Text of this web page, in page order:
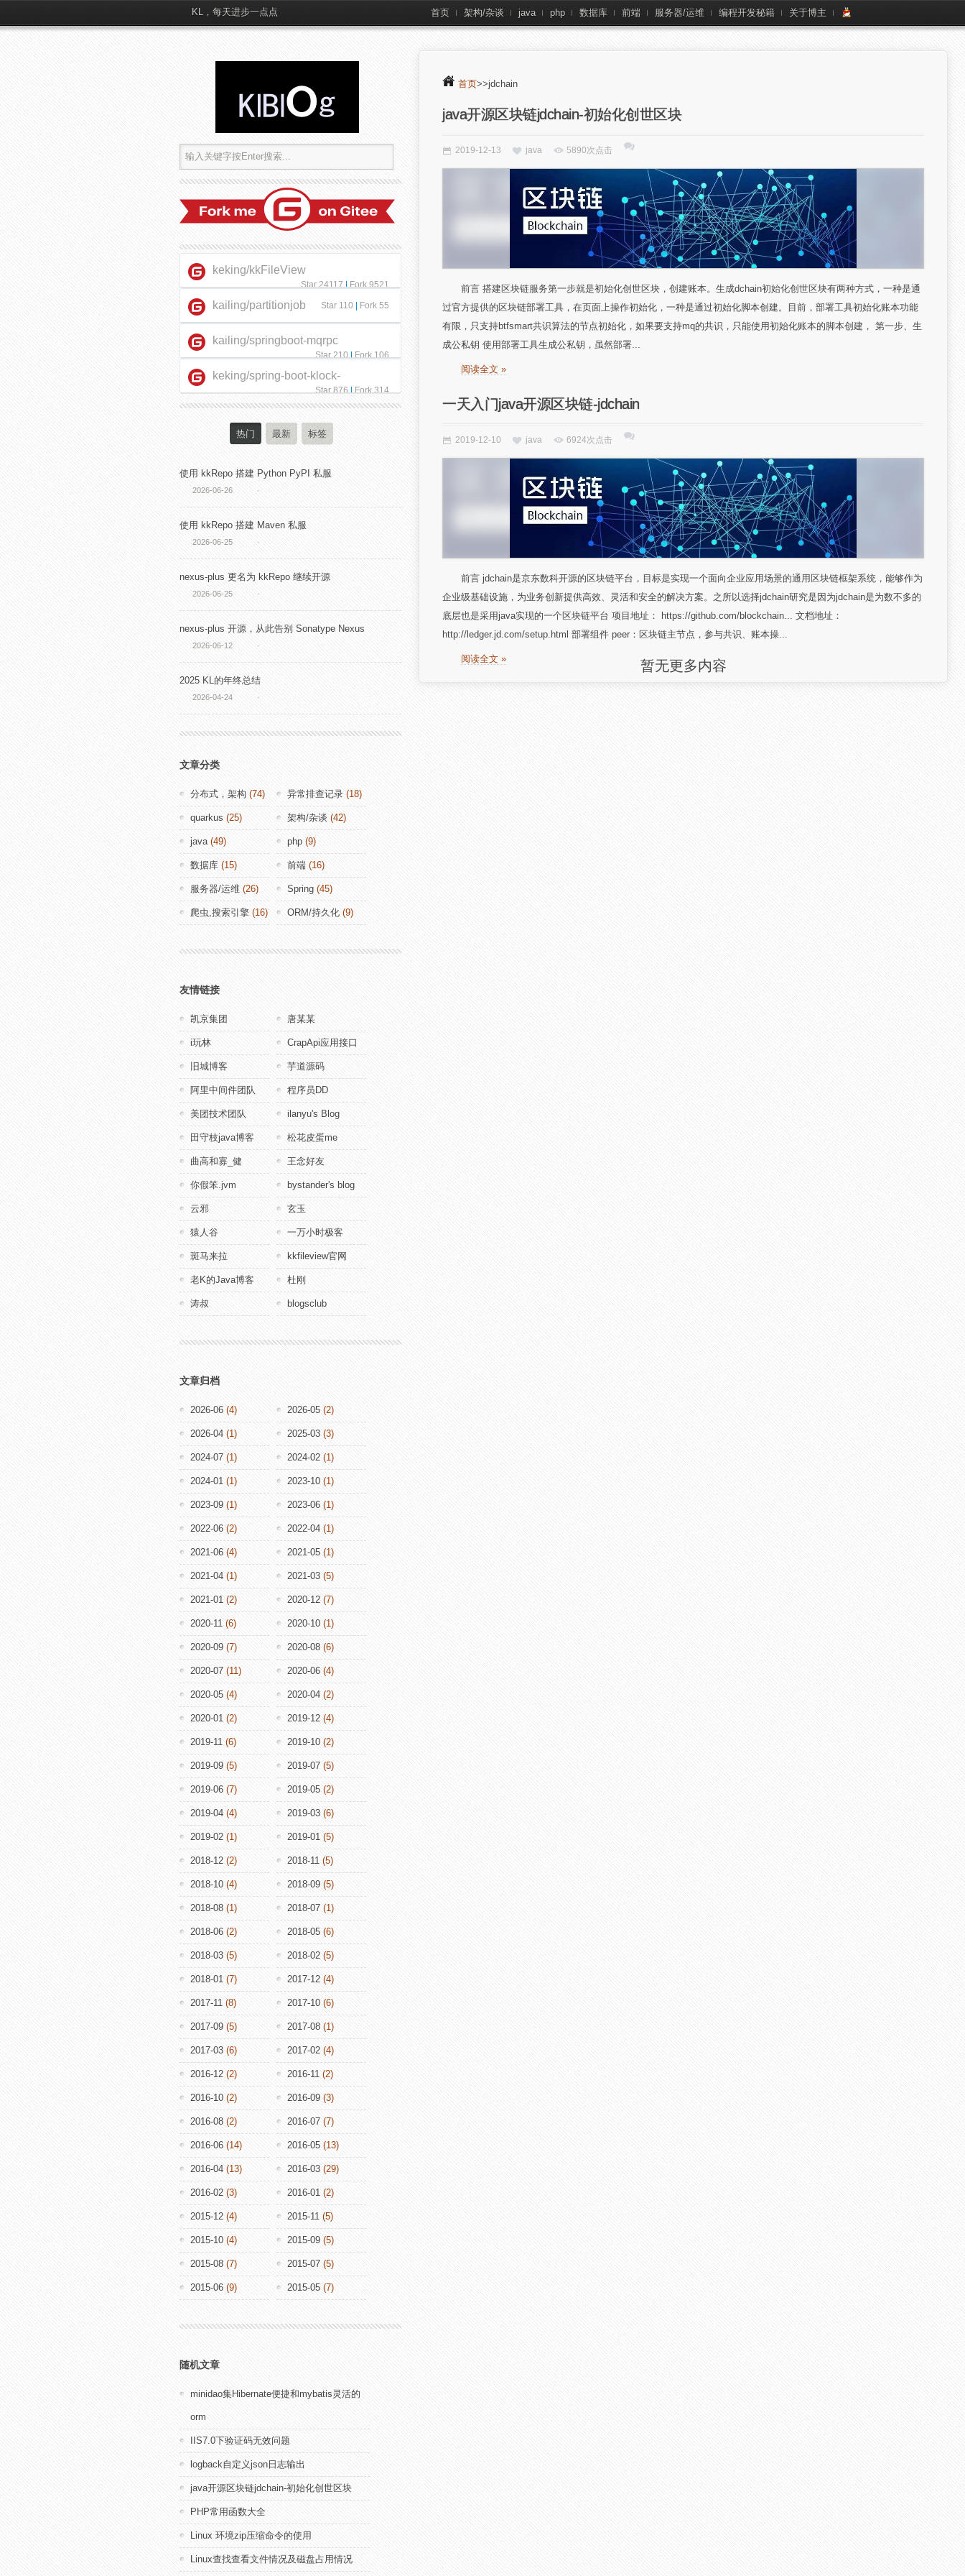
KL，每天进步一点点 首页 架构/杂谈 java php 数据库 前端 服务器/运维 编程开发秘籍 关于博主
首页>>jdchain
java开源区块链jdchain-初始化创世区块
2019-12-13 java 5890次点击
前言 搭建区块链服务第一步就是初始化创世区块，创建账本。生成dchain初始化创世区块有两种方式，一种是通
过官方提供的区块链部署工具，在页面上操作初始化，一种是通过初始化脚本创建。目前，部署工具初始化账本功能
有限，只支持btfsmart共识算法的节点初始化，如果要支持mq的共识，只能使用初始化账本的脚本创建， 第一步、生
成公私钥 使用部署工具生成公私钥，虽然部署...
阅读全文 »
一天入门java开源区块链-jdchain
2019-12-10 java 6924次点击
前言 jdchain是京东数科开源的区块链平台，目标是实现一个面向企业应用场景的通用区块链框架系统，能够作为
企业级基础设施，为业务创新提供高效、灵活和安全的解决方案。之所以选择jdchain研究是因为jdchain是为数不多的
底层也是采用java实现的一个区块链平台 项目地址： https://github.com/blockchain... 文档地址：
http://ledger.jd.com/setup.html 部署组件 peer：区块链主节点，参与共识、账本操...
阅读全文 » 暂无更多内容
keking/kkFileView
Star 24117|Fork 9521
kailing/partitionjob Star 110 Fork 55
kailing/springboot-mqrpc
Star 210|Fork 106
keking/spring-boot-klock-
starter
Star 876|Fork 314
热门 最新 标签
使用 kkRepo 搭建 Python PyPI 私服
2026-06-26 ·
使用 kkRepo 搭建 Maven 私服
2026-06-25 ·
nexus-plus 更名为 kkRepo 继续开源
2026-06-25 ·
nexus-plus 开源，从此告别 Sonatype Nexus
2026-06-12 ·
2025 KL的年终总结
2026-04-24 ·
文章分类
分布式，架构 (74) 异常排查记录 (18)
quarkus (25) 架构/杂谈 (42)
java(49) php (9)
数据库 (15) 前端 (16)
服务器/运维 (26) Spring (45)
爬虫,搜索引擎 (16) ORM/持久化 (9)
友情链接
凯京集团 唐某某
i玩林 CrapApi应用接口
旧城博客 芋道源码
阿里中间件团队 程序员DD
美团技术团队 ilanyu's Blog
田守枝java博客 松花皮蛋me
曲高和寡_健 王念好友
你假笨.jvm bystander's blog
云邪 玄玉
猿人谷 一万小时极客
斑马来拉 kkfileview官网
老K的Java博客 杜刚
涛叔 blogsclub
文章归档
2026-06 (4) 2026-05 (2)
2026-04 (1) 2025-03 (3)
2024-07 (1) 2024-02 (1)
2024-01 (1) 2023-10 (1)
2023-09 (1) 2023-06 (1)
2022-06 (2) 2022-04 (1)
2021-06 (4) 2021-05 (1)
2021-04 (1) 2021-03 (5)
2021-01 (2) 2020-12 (7)
2020-11 (6) 2020-10 (1)
2020-09 (7) 2020-08 (6)
2020-07 (11) 2020-06 (4)
2020-05 (4) 2020-04 (2)
2020-01 (2) 2019-12 (4)
2019-11 (6) 2019-10 (2)
2019-09 (5) 2019-07 (5)
2019-06 (7) 2019-05 (2)
2019-04 (4) 2019-03 (6)
2019-02 (1) 2019-01 (5)
2018-12 (2) 2018-11 (5)
2018-10 (4) 2018-09 (5)
2018-08 (1) 2018-07 (1)
2018-06 (2) 2018-05 (6)
2018-03 (5) 2018-02 (5)
2018-01 (7) 2017-12 (4)
2017-11 (8) 2017-10 (6)
2017-09 (5) 2017-08 (1)
2017-03 (6) 2017-02 (4)
2016-12 (2) 2016-11 (2)
2016-10 (2) 2016-09 (3)
2016-08 (2) 2016-07 (7)
2016-06 (14) 2016-05 (13)
2016-04 (13) 2016-03 (29)
2016-02 (3) 2016-01 (2)
2015-12 (4) 2015-11 (5)
2015-10 (4) 2015-09 (5)
2015-08 (7) 2015-07 (5)
2015-06 (9) 2015-05 (7)
随机文章
minidao集Hibernate便捷和mybatis灵活的
orm
IIS7.0下验证码无效问题
logback自定义json日志输出
java开源区块链jdchain-初始化创世区块
PHP常用函数大全
Linux 环境zip压缩命令的使用
Linux查找查看文件情况及磁盘占用情况